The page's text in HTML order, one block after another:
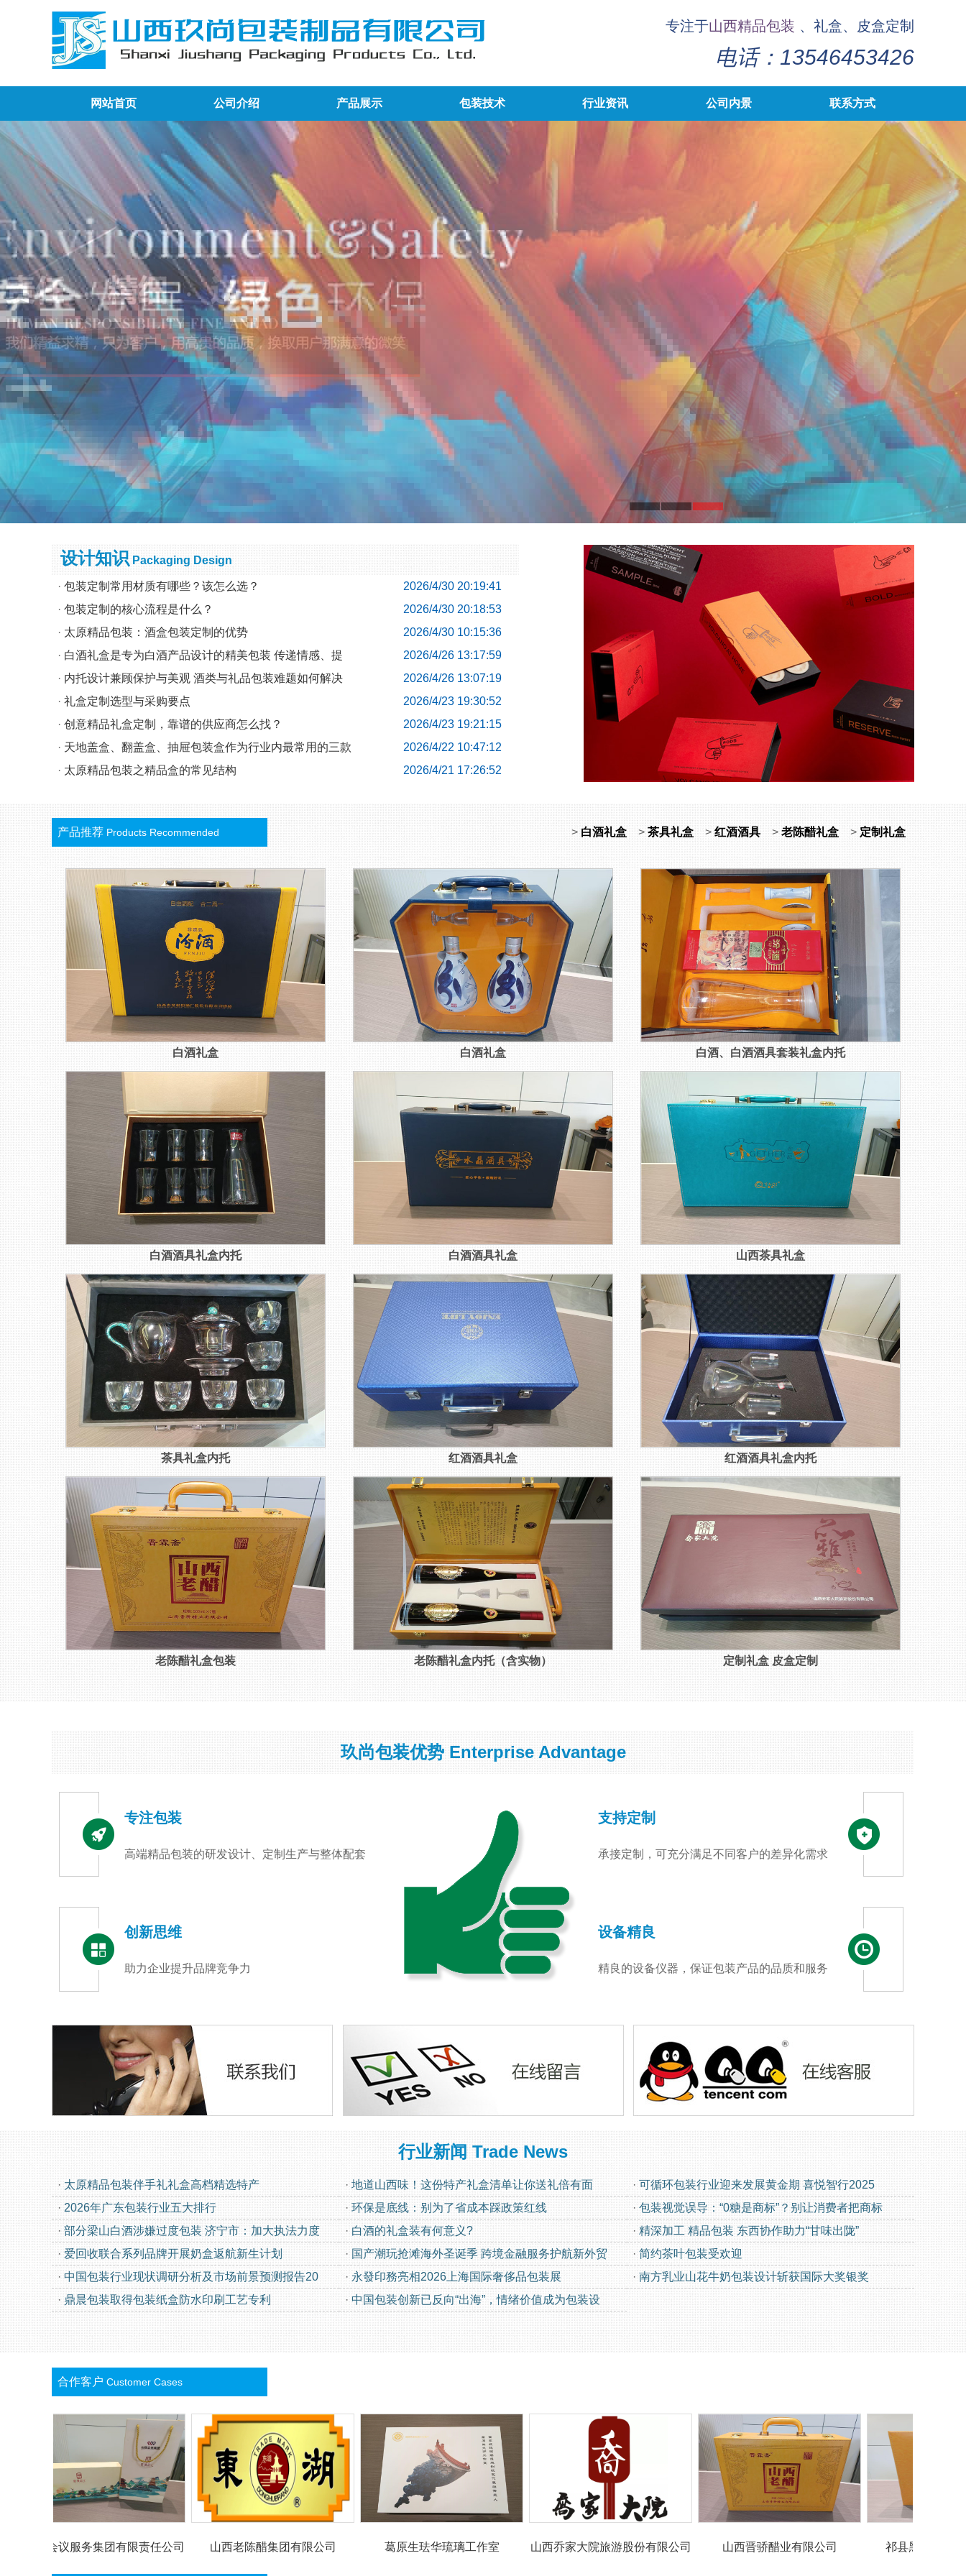
专注于山西精品包装 、礼盒、皮盒定制
电话：13546453426
网站首页 公司介绍 产品展示 包装技术 行业资讯 公司内景 联系方式
设计知识 Packaging Design
· 包装定制常用材质有哪些？该怎么选？
2026/4/30 20:19:41
· 包装定制的核心流程是什么？
2026/4/30 20:18:53
· 太原精品包装：酒盒包装定制的优势
2026/4/30 10:15:36
· 白酒礼盒是专为白酒产品设计的精美包装 传递情感、提
2026/4/26 13:17:59
· 内托设计兼顾保护与美观 酒类与礼品包装难题如何解决
2026/4/26 13:07:19
· 礼盒定制选型与采购要点
2026/4/23 19:30:52
· 创意精品礼盒定制，靠谱的供应商怎么找？
2026/4/23 19:21:15
· 天地盖盒、翻盖盒、抽屉包装盒作为行业内最常用的三款
2026/4/22 10:47:12
· 太原精品包装之精品盒的常见结构 2026/4/21 17:26:52
产品推荐 Products Recommended > 白酒礼盒 > 茶具礼盒 > 红酒酒具 > 老陈醋礼盒 > 定制礼盒
白酒礼盒 白酒礼盒 白酒、白酒酒具套装礼盒内托
白酒酒具礼盒内托 白酒酒具礼盒 山西茶具礼盒
茶具礼盒内托 红酒酒具礼盒 红酒酒具礼盒内托
老陈醋礼盒包装 老陈醋礼盒内托（含实物） 定制礼盒 皮盒定制
玖尚包装优势 Enterprise Advantage
专注包装
高端精品包装的研发设计、定制生产与整体配套
支持定制
承接定制，可充分满足不同客户的差异化需求
创新思维
助力企业提升品牌竞争力
设备精良
精良的设备仪器，保证包装产品的品质和服务
行业新闻 Trade News
· 太原精品包装伴手礼礼盒高档精选特产 · 地道山西味！这份特产礼盒清单让你送礼倍有面 · 可循环包装行业迎来发展黄金期 喜悦智行2025
· 2026年广东包装行业五大排行 · 环保是底线：别为了省成本踩政策红线 · 包装视觉误导：“0糖是商标”？别让消费者把商标
· 部分梁山白酒涉嫌过度包装 济宁市：加大执法力度 · 白酒的礼盒装有何意义? · 精深加工 精品包装 东西协作助力“甘味出陇”
· 爱回收联合系列品牌开展奶盒返航新生计划 · 国产潮玩抢滩海外圣诞季 跨境金融服务护航新外贸 · 简约茶叶包装受欢迎
· 中国包装行业现状调研分析及市场前景预测报告20 · 永發印務亮相2026上海国际奢侈品包装展 · 南方乳业山花牛奶包装设计斩获国际大奖银奖
· 鼎晨包装取得包装纸盒防水印刷工艺专利 · 中国包装创新已反向“出海”，情绪价值成为包装设
合作客户 Customer Cases
议服务集团有限责任公司 山西老陈醋集团有限公司 葛原生珐华琉璃工作室 山西乔家大院旅游股份有限公司 山西晋骄醋业有限公司 祁县黑美人商贸有限公司